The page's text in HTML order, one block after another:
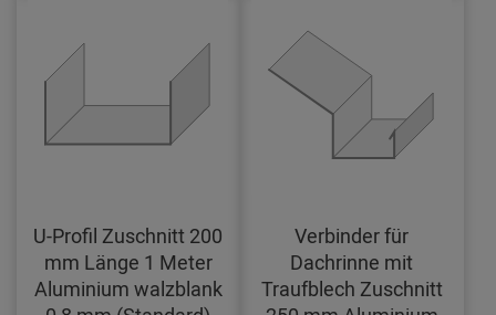
U-Profil Zuschnitt 200
mm Länge 1 Meter
Aluminium walzblank
Verbinder für
Dachrinne mit
Traufblech Zuschnitt